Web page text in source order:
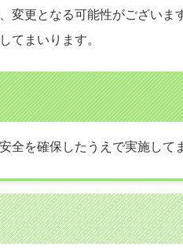
更となる可能性がございま
てまいります。
全を確保したうえで実施して